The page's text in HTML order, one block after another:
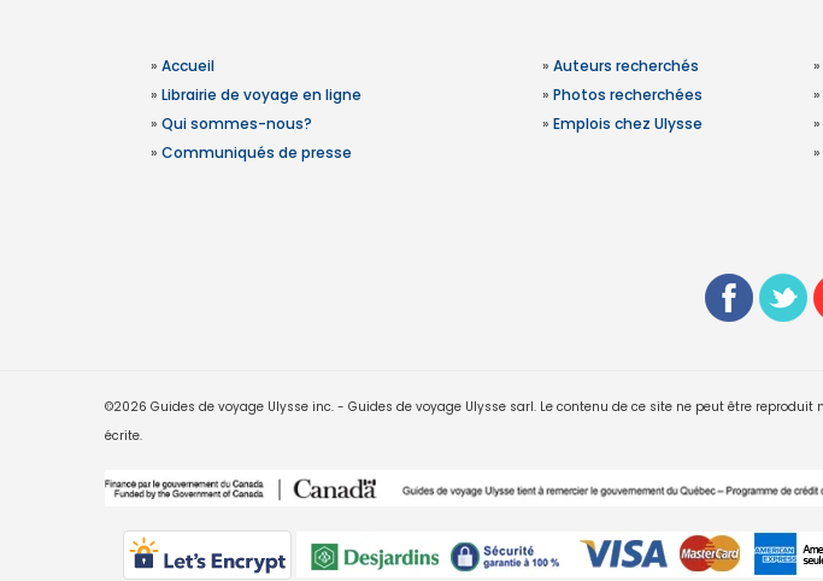
» Accueil
» Librairie de voyage en ligne
» Qui sommes-nous?
» Communiqués de presse
» Auteurs recherchés
» Photos recherchées
» Emplois chez Ulysse
»
»
»
»
©2026 Guides de voyage Ulysse inc. - Guides de voyage Ulysse sarl. Le contenu de ce site ne peut être
écrite.